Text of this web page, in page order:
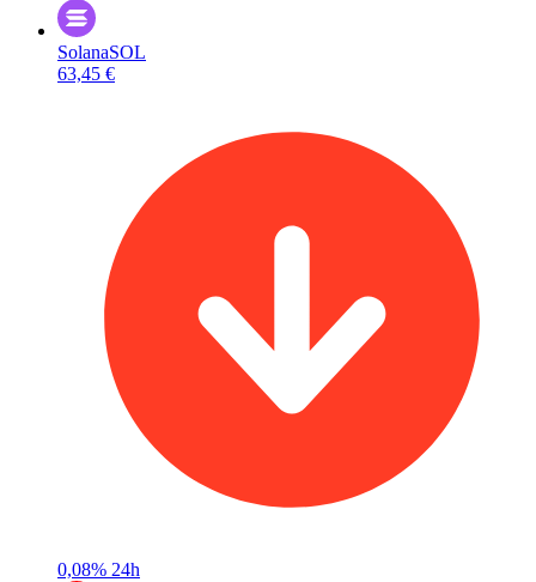
SolanaSOL
63,45 €
0,08% 24h